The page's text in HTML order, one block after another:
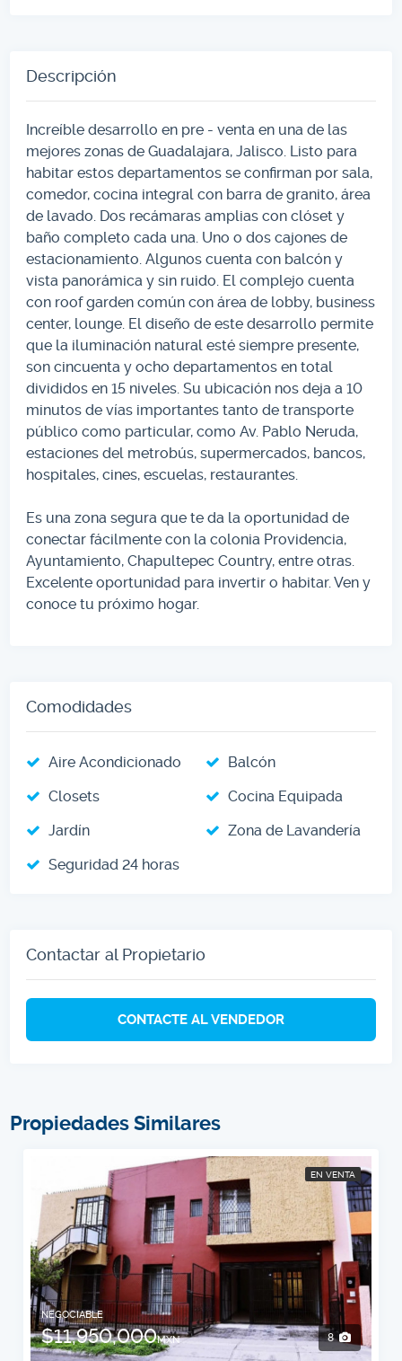
Descripción
Increíble desarrollo en pre - venta en una de las
mejores zonas de Guadalajara, Jalisco. Listo para
habitar estos departamentos se confirman por sala,
comedor, cocina integral con barra de granito, área
de lavado. Dos recámaras amplias con clóset y
baño completo cada una. Uno o dos cajones de
estacionamiento. Algunos cuenta con balcón y
vista panorámica y sin ruido. El complejo cuenta
con roof garden común con área de lobby, business
center, lounge. El diseño de este desarrollo permite
que la iluminación natural esté siempre presente,
son cincuenta y ocho departamentos en total
divididos en 15 niveles. Su ubicación nos deja a 10
minutos de vías importantes tanto de transporte
público como particular, como Av. Pablo Neruda,
estaciones del metrobús, supermercados, bancos,
hospitales, cines, escuelas, restaurantes.
Es una zona segura que te da la oportunidad de
conectar fácilmente con la colonia Providencia,
Ayuntamiento, Chapultepec Country, entre otras.
Excelente oportunidad para invertir o habitar. Ven y
conoce tu próximo hogar.
Comodidades
Aire Acondicionado
Balcón
Closets
Cocina Equipada
Jardín
Zona de Lavandería
Seguridad 24 horas
Contactar al Propietario
CONTACTE AL VENDEDOR
Propiedades Similares
EN VENTA
NEGOCIABLE
$11,950,000MXN 8